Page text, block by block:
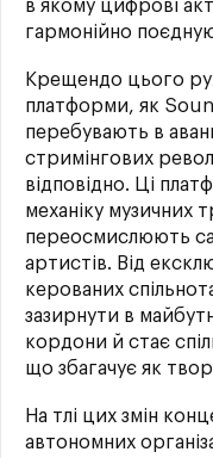
в якому цифрові
гармонійно
Крещендо цього
платформи, як
перебувають в
стримінгових
відповідно. Ці
механіку музичних
переосмислюють
артистів. Від
керованих
зазирнути в
кордони й стає
що збагачує як
На тлі цих змін
автономних